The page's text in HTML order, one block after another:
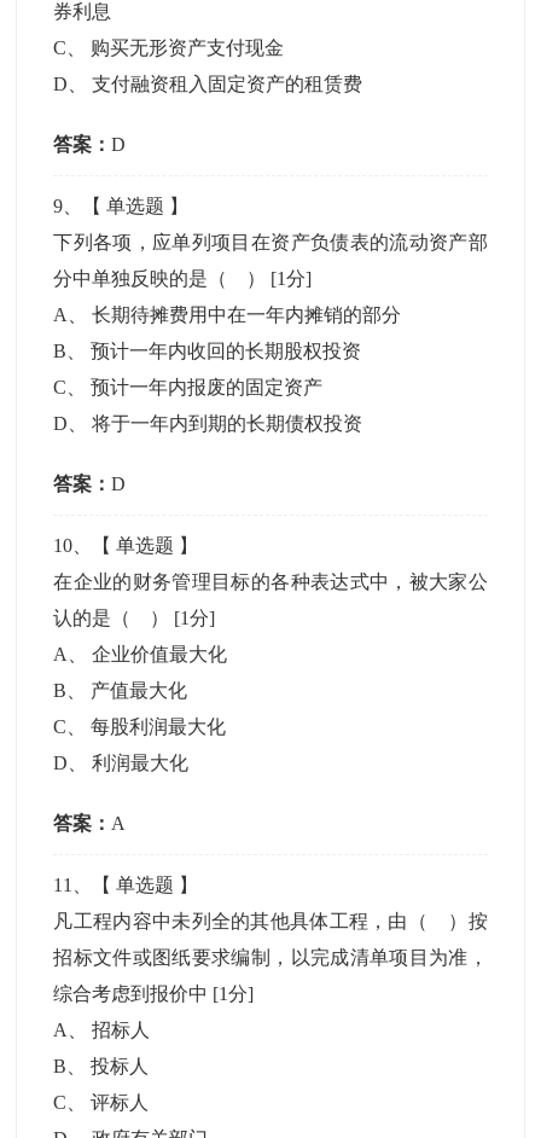
券利息
C
购买无形资产支付现金
D 、支付融资租入固定资产的租赁费
答案：D
9 、【单选题 】
下列各项，应单列项目在资产负债表的流动资产部
分中单独反映的是（ ） [1分]
A
、长期待摊费用中在一年内摊销的部分
B 、预计一年内收回的长期股权投资
C 、预计一年内报废的固定资产
D 、将于一年内到期的长期债权投资
答案：D
10 、【单选题 】
在企业的财务管理目标的各种表达式中，被大家公
认的是（ ） [1分]
A
、企业价值最大化
B
产值最大化
C 、每股利润最大化
D 、利润最大化
答案： A
11 、【单选题 】
凡工程内容中未列全的其他具体工程，由（ ）按
招标文件或图纸要求编制，以完成清单项目为准，
综合考虑到报价中 [1分]
A
、招标人
B 、投标人
C 、评标人